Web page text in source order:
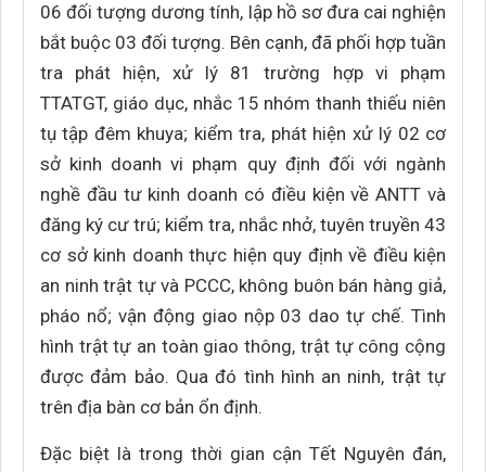
06 đối tượng dương tính, lập hồ sơ đưa cai nghiện
bắt buộc 03 đối tượng. Bên cạnh, đã phối hợp tuần
tra phát hiện, xử lý 81 trường hợp vi phạm
TTATGT, giáo dục, nhắc 15 nhóm thanh thiếu niên
tụ tập đêm khuya; kiểm tra, phát hiện xử lý 02 cơ
sở kinh doanh vi phạm quy định đối với ngành
nghề đầu tư kinh doanh có điều kiện về ANTT và
đăng ký cư trú; kiểm tra, nhắc nhở, tuyên truyền 43
cơ sở kinh doanh thực hiện quy định về điều kiện
an ninh trật tự và PCCC, không buôn bán hàng giả,
pháo nổ; vận động giao nộp 03 dao tự chế. Tình
hình trật tự an toàn giao thông, trật tự công cộng
được đảm bảo. Qua đó tình hình an ninh, trật tự
trên địa bàn cơ bản ổn định.
Đặc biệt là trong thời gian cận Tết Nguyên đán,